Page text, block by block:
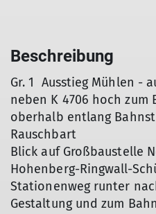
Beschreibung
Gr. 1 Ausstieg Mühlen -
neben K 4706 hoch
oberhalb entlang
Rauschbart
Blick auf Großbaustelle
Hohenberg-Ringwall-
Stationenweg runter
Gestaltung und zum